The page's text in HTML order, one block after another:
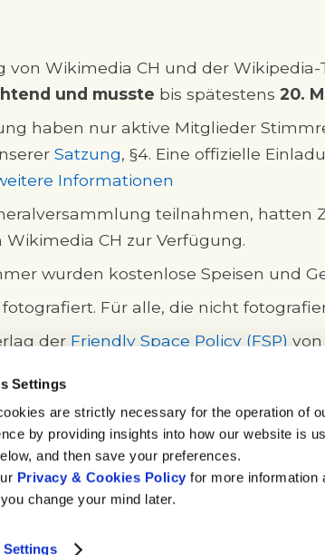
Settings
are strictly necessary for the operation of
by providing insights into how our website is
and then save your preferences.
Privacy & Cookies Policy for more information
change your mind later.
Settings
von Wikimedia CH und der
und musste bis spätestens 20.
haben nur aktive Mitglieder
Satzung, §4. Eine offizielle
Informationen
teilnahmen,
CH zur Verfügung.
wurden kostenlose Speisen und
Für alle, die nicht
der Friendly Space Policy (FSP)